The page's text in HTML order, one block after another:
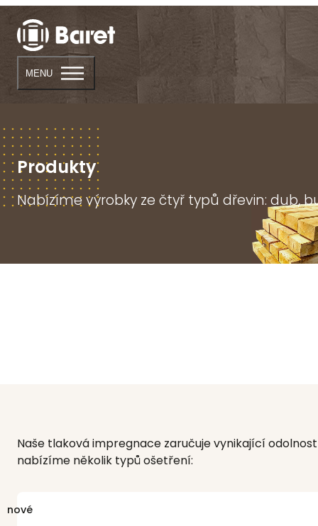
MENU
Produkty
Nabízíme výrobky ze čtyř typů dřevin: dub,
Naše tlaková impregnace zaručuje vynikající
nabízíme několik typů ošetření:
nové